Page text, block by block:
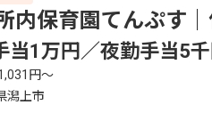
内保育園てんぷす
当1万円／夜勤手当5
円〜
潟上市